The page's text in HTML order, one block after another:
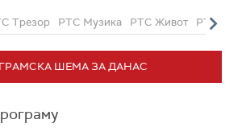
Трезор РТС Музика РТС Живот РТС
ШЕМА ЗА ДАНАС